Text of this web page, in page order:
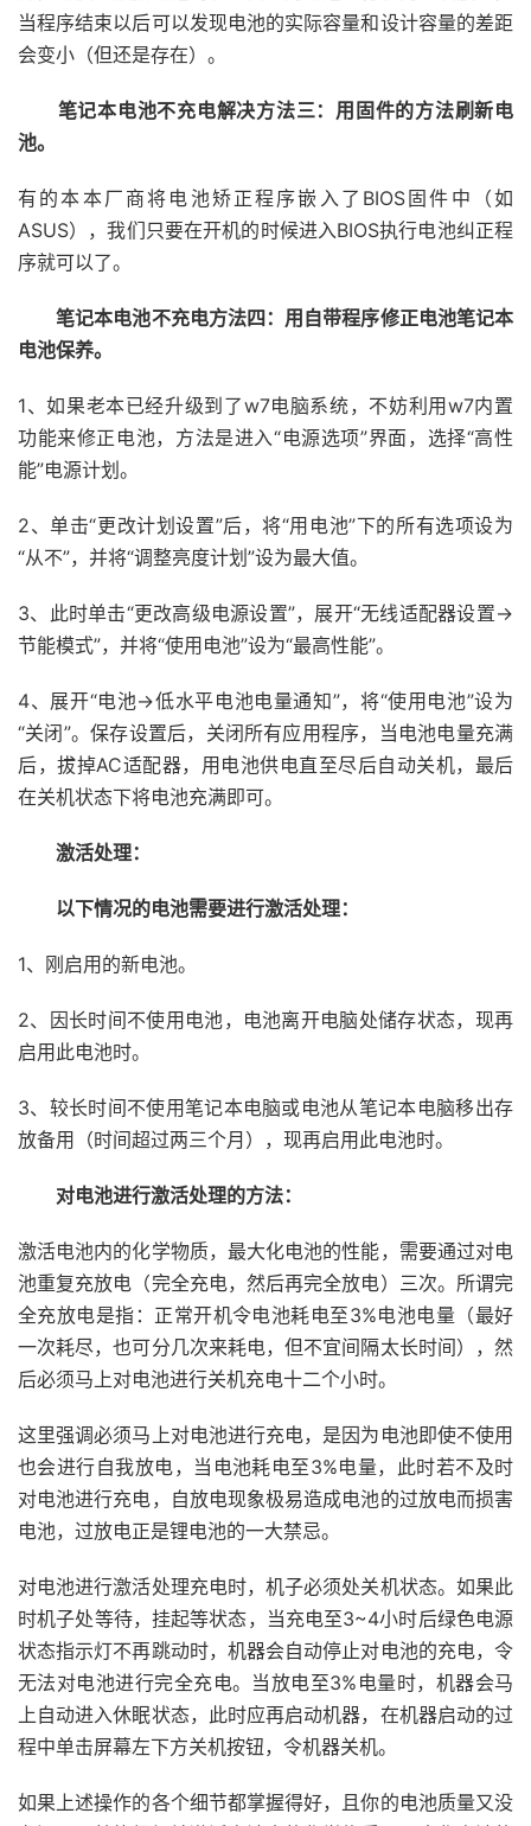
当程序结束以后可以发现电池的实际容量和设计容量的差距
会变小（但还是存在）。
笔记本电池不充电解决方法三：用固件的方法刷新电
池。
有的本本厂商将电池矫正程序嵌入了BIOS固件中（如
ASUS），我们只要在开机的时候进入BIOS执行电池纠正程
序就可以了。
笔记本电池不充电方法四：用自带程序修正电池笔记本
电池保养。
1、如果老本已经升级到了w7电脑系统，不妨利用w7内置
功能来修正电池，方法是进入“电源选项”界面，选择“高性
能”电源计划。
2、单击“更改计划设置”后，将“用电池”下的所有选项设为
“从不”，并将“调整亮度计划”设为最大值。
3、此时单击“更改高级电源设置”，展开“无线适配器设置→
节能模式”，并将“使用电池”设为“最高性能”。
4、展开“电池→低水平电池电量通知”，将“使用电池”设为
“关闭”。保存设置后，关闭所有应用程序，当电池电量充满
后，拔掉AC适配器，用电池供电直至尽后自动关机，最后
在关机状态下将电池充满即可。
激活处理：
以下情况的电池需要进行激活处理：
1、刚启用的新电池。
2、因长时间不使用电池，电池离开电脑处储存状态，现再
启用此电池时。
3、较长时间不使用笔记本电脑或电池从笔记本电脑移出存
放备用（时间超过两三个月），现再启用此电池时。
对电池进行激活处理的方法：
激活电池内的化学物质，最大化电池的性能，需要通过对电
池重复充放电（完全充电，然后再完全放电）三次。所谓完
全充放电是指：正常开机令电池耗电至3%电池电量（最好
一次耗尽，也可分几次来耗电，但不宜间隔太长时间），然
后必须马上对电池进行关机充电十二个小时。
这里强调必须马上对电池进行充电，是因为电池即使不使用
也会进行自我放电，当电池耗电至3%电量，此时若不及时
对电池进行充电，自放电现象极易造成电池的过放电而损害
电池，过放电正是锂电池的一大禁忌。
对电池进行激活处理充电时，机子必须处关机状态。如果此
时机子处等待，挂起等状态，当充电至3~4小时后绿色电源
状态指示灯不再跳动时，机器会自动停止对电池的充电，令
无法对电池进行完全充电。当放电至3%电量时，机器会马
上自动进入休眠状态，此时应再启动机器，在机器启动的过
程中单击屏幕左下方关机按钮，令机器关机。
如果上述操作的各个细节都掌握得好，且你的电池质量又没